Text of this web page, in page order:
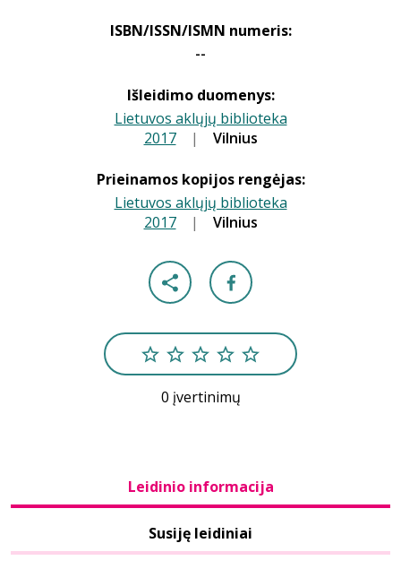
ISBN/ISSN/ISMN numeris:
--
Išleidimo duomenys:
Lietuvos aklųjų biblioteka
2017 | Vilnius
Prieinamos kopijos rengėjas:
Lietuvos aklųjų biblioteka
2017 | Vilnius
0 įvertinimų
Leidinio informacija
Susiję leidiniai